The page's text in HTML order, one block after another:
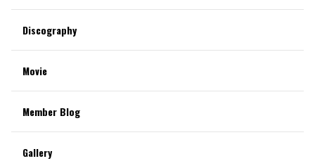
Discography
Movie
Member Blog
Gallery